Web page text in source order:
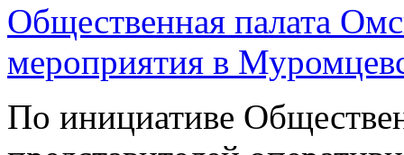
Общественная палата
мероприятия в
По инициативе